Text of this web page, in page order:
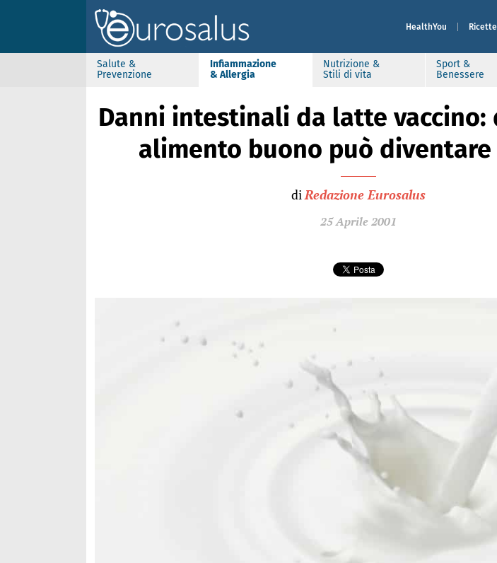
HealthYou Ricette
Salute &
Prevenzione
Infiammazione
& Allergia
Nutrizione &
Stili di vita
Sport &
Benessere
Danni intestinali da latte vaccino:
alimento buono può
diRedazione Eurosalus
25 Aprile 2001